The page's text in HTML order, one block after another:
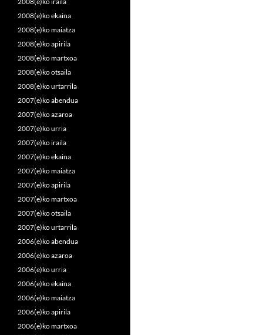
2008(e)ko ekaina
2008(e)ko maiatza
2008(e)ko apirila
2008(e)ko martxoa
2008(e)ko otsaila
2008(e)ko urtarrila
2007(e)ko abendua
2007(e)ko azaroa
2007(e)ko urria
2007(e)ko iraila
2007(e)ko ekaina
2007(e)ko maiatza
2007(e)ko apirila
2007(e)ko martxoa
2007(e)ko otsaila
2007(e)ko urtarrila
2006(e)ko abendua
2006(e)ko azaroa
2006(e)ko urria
2006(e)ko ekaina
2006(e)ko maiatza
2006(e)ko apirila
2006(e)ko martxoa